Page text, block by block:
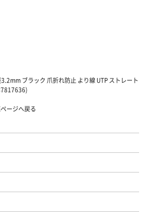
ブラック 爪折れ防止 より線 UTP ストレート
ージへ戻る